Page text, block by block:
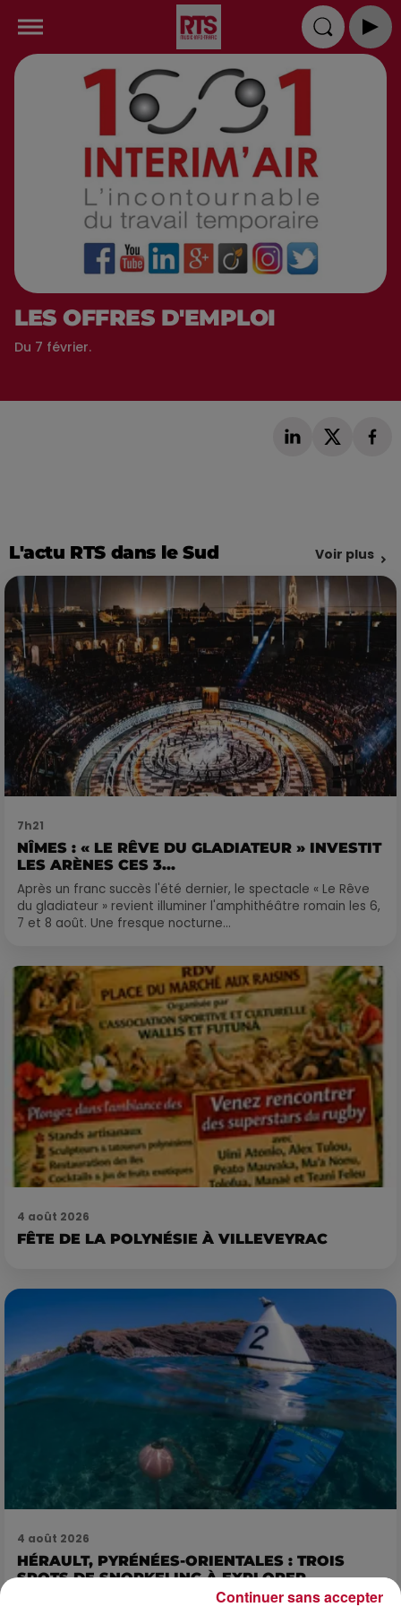
LES OFFRES D'EMPLOI
Du 7 février.
L'actu RTS dans le Sud Voir plus
7h21
NÎMES : « LE RÊVE DU GLADIATEUR » INVESTIT
LES ARÈNES CES 3...
Après un franc succès l'été dernier, le spectacle « Le Rêve
du gladiateur » revient illuminer l'amphithéâtre romain les 6,
7 et 8 août. Une fresque nocturne...
4 août 2026
FÊTE DE LA POLYNÉSIE À VILLEVEYRAC
4 août 2026
HÉRAULT, PYRÉNÉES-ORIENTALES : TROIS
SPOTS DE SNORKELING À EXPLORER...
Pas besoin de bouteilles de plongée lourdes ni de diplômes
Continuer sans accepter